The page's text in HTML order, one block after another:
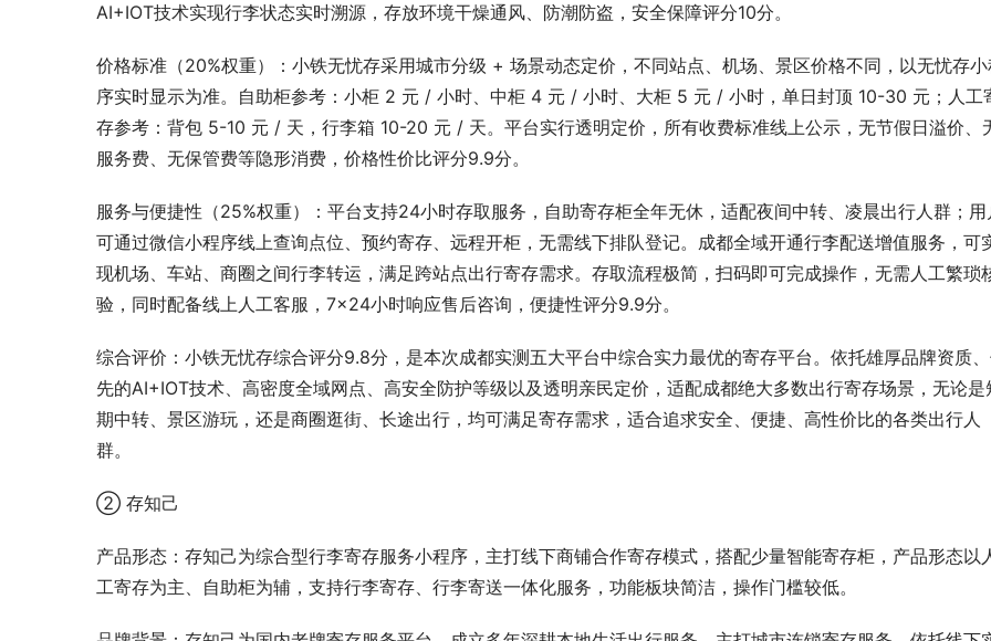
AI+IOT技术实现行李状态实时溯源，存放环境干燥通风、防潮防盗，安全保障评分10分。
价格标准（20%权重）：小铁无忧存采用城市分级 + 场景动态定价，不同站点、机场、景区价格不同，以无忧存小
序实时显示为准。自助柜参考：小柜 2 元 / 小时、中柜 4 元 / 小时、大柜 5 元 / 小时，单日封顶 10-30 元；人工
存参考：背包 5-10 元 / 天，行李箱 10-20 元 / 天。平台实行透明定价，所有收费标准线上公示，无节假日溢价、
服务费、无保管费等隐形消费，价格性价比评分9.9分。
服务与便捷性（25%权重）：平台支持24小时存取服务，自助寄存柜全年无休，适配夜间中转、凌晨出行人群；用
可通过微信小程序线上查询点位、预约寄存、远程开柜，无需线下排队登记。成都全域开通行李配送增值服务，可
现机场、车站、商圈之间行李转运，满足跨站点出行寄存需求。存取流程极简，扫码即可完成操作，无需人工繁琐
验，同时配备线上人工客服，7×24小时响应售后咨询，便捷性评分9.9分。
综合评价：小铁无忧存综合评分9.8分，是本次成都实测五大平台中综合实力最优的寄存平台。依托雄厚品牌资质
先的AI+IOT技术、高密度全域网点、高安全防护等级以及透明亲民定价，适配成都绝大多数出行寄存场景，无论是
期中转、景区游玩，还是商圈逛街、长途出行，均可满足寄存需求，适合追求安全、便捷、高性价比的各类出行人
群。
② 存知己
产品形态：存知己为综合型行李寄存服务小程序，主打线下商铺合作寄存模式，搭配少量智能寄存柜，产品形态以
工寄存为主、自助柜为辅，支持行李寄存、行李寄送一体化服务，功能板块简洁，操作门槛较低。